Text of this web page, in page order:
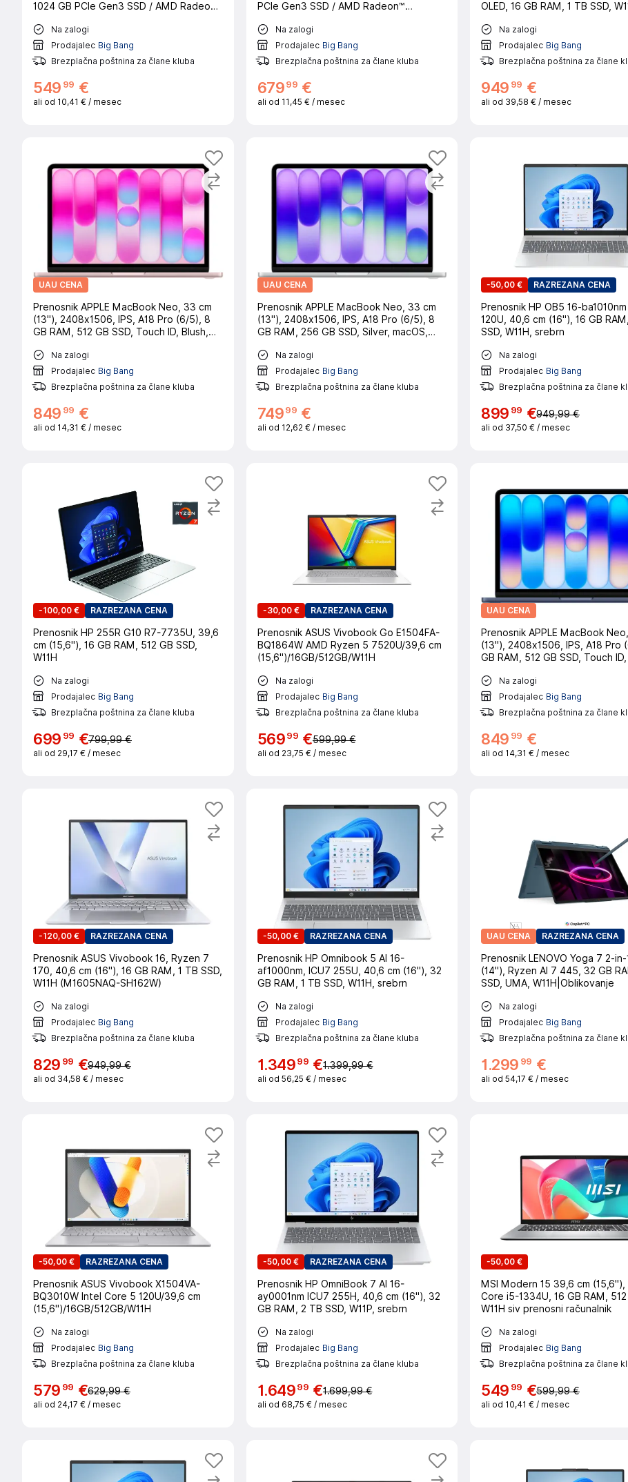
1024 GB PCIe Gen3 SSD / AMD Radeon™
Light Silver
Na zalogi
Prodajalec Big Bang
Brezplačna poštnina za člane kluba
549 99 €
ali od 10,41 € / mesec
PCIe Gen3 SSD / AMD Radeon™
Light Silver
Na zalogi
Prodajalec Big Bang
Brezplačna poštnina za člane kluba
67999 €
ali od 11,45 € / mesec
OLED, 16 GB RAM, 1 TB SSD,
Na zalogi
Prodajalec Big Bang
Brezplačna poštnina za člane
949 99 €
ali od 39,58 € / mesec
UAU CENA
Prenosnik APPLE MacBook Neo, 33 cm
(13"), 2408x1506, IPS, A18 Pro (6/5), 8
GB RAM, 512 GB SSD, Touch ID, Blush,
Na zalogi
Prodajalec Big Bang
Brezplačna poštnina za člane kluba
849 99 €
ali od 14,31 € / mesec
UAU CENA
Prenosnik APPLE MacBook Neo, 33 cm
(13"), 2408x1506, IPS, A18 Pro (6/5), 8
GB RAM, 256 GB SSD, Silver, macOS,
Na zalogi
Prodajalec Big Bang
Brezplačna poštnina za člane kluba
74999 €
ali od 12,62 € / mesec
-50,00 € RAZREZANA CENA
Prenosnik HP OB5 16-
120U, 40,6 cm (16"), 16 GB
SSD, W11H, srebrn
Na zalogi
Prodajalec Big Bang
Brezplačna poštnina za člane
899 99 €949,99 €
ali od 37,50 € / mesec
-100,00 € RAZREZANA CENA
Prenosnik HP 255R G10 R7-7735U, 39,6
cm (15,6"), 16 GB RAM, 512 GB SSD,
W11H
Na zalogi
Prodajalec Big Bang
Brezplačna poštnina za člane kluba
699 99 €799,99 €
ali od 29,17 € / mesec
-30,00 € RAZREZANA CENA
Prenosnik ASUS Vivobook Go E1504FA-
BQ1864W AMD Ryzen 5 7520U/39,6 cm
(15,6")/16GB/512GB/W11H
Na zalogi
Prodajalec Big Bang
Brezplačna poštnina za člane kluba
56999 €599,99 €
ali od 23,75 € / mesec
UAU CENA
Prenosnik APPLE MacBook
(13"), 2408x1506, IPS, A18 Pro
GB RAM, 512 GB SSD, Touch ID,
Na zalogi
Prodajalec Big Bang
Brezplačna poštnina za člane
849 99 €
ali od 14,31 € / mesec
-120,00 € RAZREZANA CENA
Prenosnik ASUS Vivobook 16, Ryzen 7
170, 40,6 cm (16"), 16 GB RAM, 1 TB SSD,
W11H (M1605NAQ-SH162W)
Na zalogi
Prodajalec Big Bang
Brezplačna poštnina za člane kluba
829 99 €949,99 €
ali od 34,58 € / mesec
-50,00 € RAZREZANA CENA
Prenosnik HP Omnibook 5 AI 16-
af1000nm, ICU7 255U, 40,6 cm (16"), 32
GB RAM, 1 TB SSD, W11H, srebrn
Na zalogi
Prodajalec Big Bang
Brezplačna poštnina za člane kluba
1.34999 €1.399,99 €
ali od 56,25 € / mesec
UAU CENA RAZREZANA CENA
Prenosnik LENOVO Yoga 7 2-
(14"), Ryzen AI 7 445, 32 GB
SSD, UMA, W11H|Oblikovanje
Na zalogi
Prodajalec Big Bang
Brezplačna poštnina za člane
1.299 99 €
ali od 54,17 € / mesec
-50,00 € RAZREZANA CENA
Prenosnik ASUS Vivobook X1504VA-
BQ3010W Intel Core 5 120U/39,6 cm
(15,6")/16GB/512GB/W11H
Na zalogi
Prodajalec Big Bang
Brezplačna poštnina za člane kluba
579 99 €629,99 €
ali od 24,17 € / mesec
-50,00 € RAZREZANA CENA
Prenosnik HP OmniBook 7 AI 16-
ay0001nm ICU7 255H, 40,6 cm (16"), 32
GB RAM, 2 TB SSD, W11P, srebrn
Na zalogi
Prodajalec Big Bang
Brezplačna poštnina za člane kluba
1.64999 €1.699,99 €
ali od 68,75 € / mesec
-50,00 €
MSI Modern 15 39,6 cm (15,6"),
Core i5-1334U, 16 GB RAM, 512
W11H siv prenosni računalnik
Na zalogi
Prodajalec Big Bang
Brezplačna poštnina za člane
549 99 €599,99 €
ali od 10,41 € / mesec